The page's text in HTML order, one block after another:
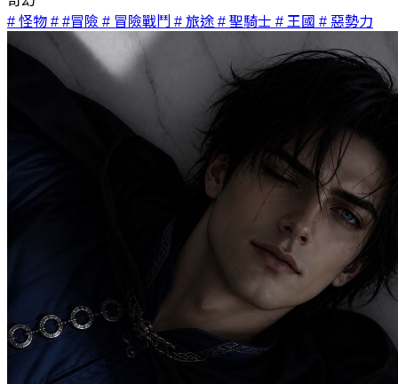
# 怪物 # #冒險 # 冒險戰鬥 # 旅途 # 聖騎士 # 王國 # 惡勢力